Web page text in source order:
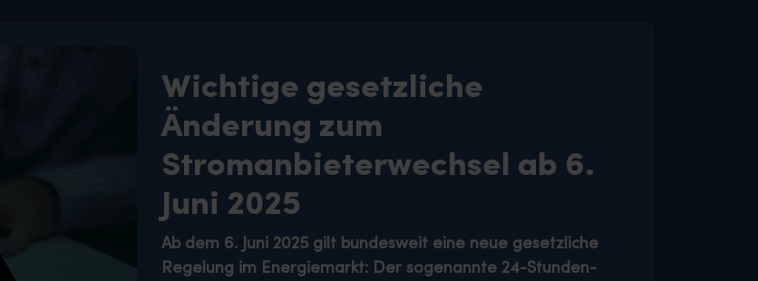
Wichtige gesetzliche
Änderung zum
Stromanbieterwechsel ab 6.
Juni 2025
Ab dem 6. Juni 2025gilt bundesweit eine neue gesetzliche
Regelung im Energiemarkt: Der sogenannte 24-Stunden-